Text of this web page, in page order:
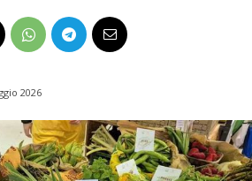
2026